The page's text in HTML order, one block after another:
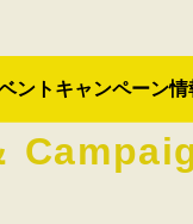
「思考の流れ」を丁
はなく“成長のチャン
ントキャンペーン情
Campai